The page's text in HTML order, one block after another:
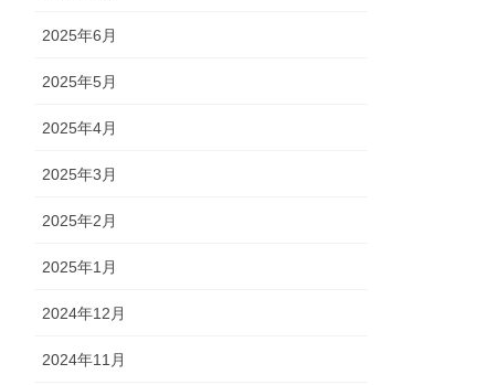
2025年6月
2025年5月
2025年4月
2025年3月
2025年2月
2025年1月
2024年12月
2024年11月